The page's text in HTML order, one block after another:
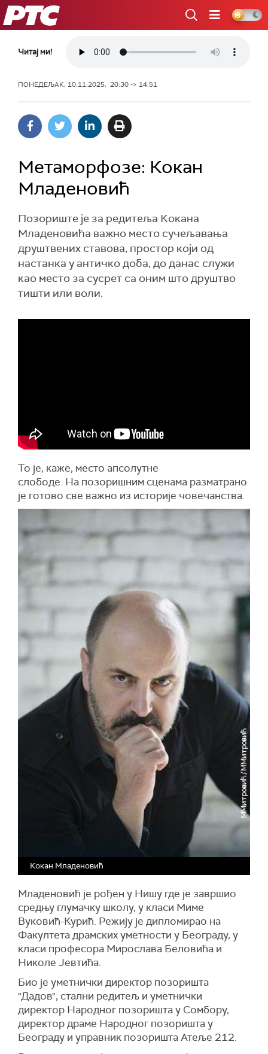
РТС
Читај ми!
ПОНЕДЕЉАК, 10.11.2025, 20:30 -> 14:51
Метаморфозе: Кокан
Младеновић
Позориште је за редитеља Кокана
Младеновића важно место сучељавања
друштвених ставова, простор који од
настанка у античко доба, до данас служи
као место за сусрет са оним што друштво
тишти или воли.
То је, каже, место апсолутне
слободе. На позоришним сценама разматрано
је готово све важно из историје човечанства.
Кокан Младеновић
Младеновић је рођен у Нишу где је завршио
средњу глумачку школу, у класи Миме
Вуковић-Курић. Режију је дипломирао на
Факултета драмских уметности у Београду, у
класи професора Мирослава Беловића и
Николе Јевтића.
Био је уметнички директор позоришта
"Дадов", стални редитељ и уметнички
директор Народног позоришта у Сомбору,
директор драме Народног позоришта у
Београду и управник позоришта Атеље 212.